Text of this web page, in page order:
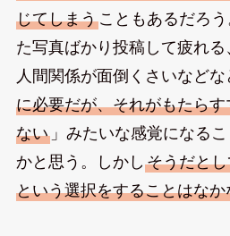
じてしまうこともあるだろ
た写真ばかり投稿して疲れ
人間関係が面倒くさいなどな
に必要だが、それがもたら
ない」みたいな感覚になる
かと思う。しかし そうだと
という選択をすることはな